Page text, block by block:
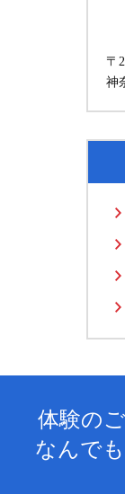
〒
神
体験の
なんで